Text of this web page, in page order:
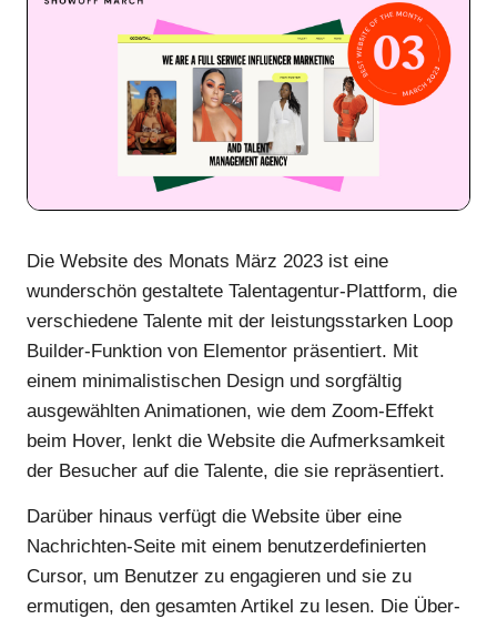
Die Website des Monats März 2023 ist eine
wunderschön gestaltete Talentagentur-Plattform, die
verschiedene Talente mit der leistungsstarken Loop
Builder-Funktion von Elementor präsentiert. Mit
einem minimalistischen Design und sorgfältig
ausgewählten Animationen, wie dem Zoom-Effekt
beim Hover, lenkt die Website die Aufmerksamkeit
der Besucher auf die Talente, die sie repräsentiert.
Darüber hinaus verfügt die Website über eine
Nachrichten-Seite mit einem benutzerdefinierten
Cursor, um Benutzer zu engagieren und sie zu
ermutigen, den gesamten Artikel zu lesen. Die Über-